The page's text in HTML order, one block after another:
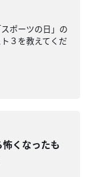
ポーツの日」の
３を教えてくだ
怖くなったも